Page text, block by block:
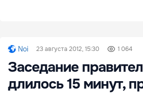
Noi 23 августа 2012, 15:30 1 064
Заседание
длилось 15 минут,